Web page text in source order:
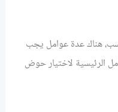
هناك عدة عوامل يجب
الرئيسية لاختيار حوض